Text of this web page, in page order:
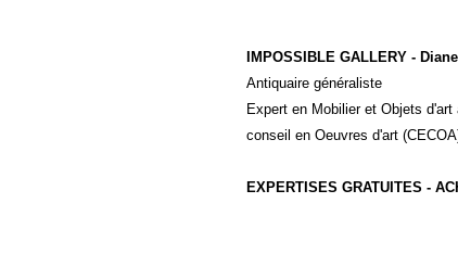
IMPOSSIBLE GALLERY -
Antiquaire généraliste
Expert en Mobilier et Objets
conseil en Oeuvres d'art
EXPERTISES GRATUITES -